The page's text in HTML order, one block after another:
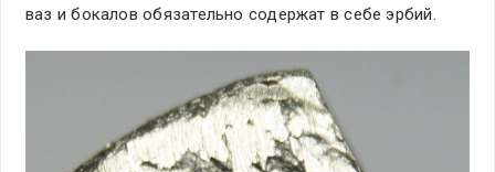
ваз и бокалов обязательно содержат в себе эрбий.